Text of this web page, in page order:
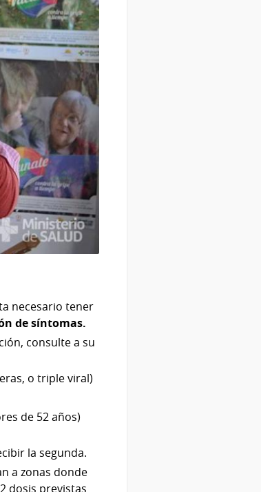
necesario tener
de síntomas.
consulte a su
o triple viral)
de 52 años)
la segunda.
a zonas donde
dosis previstas